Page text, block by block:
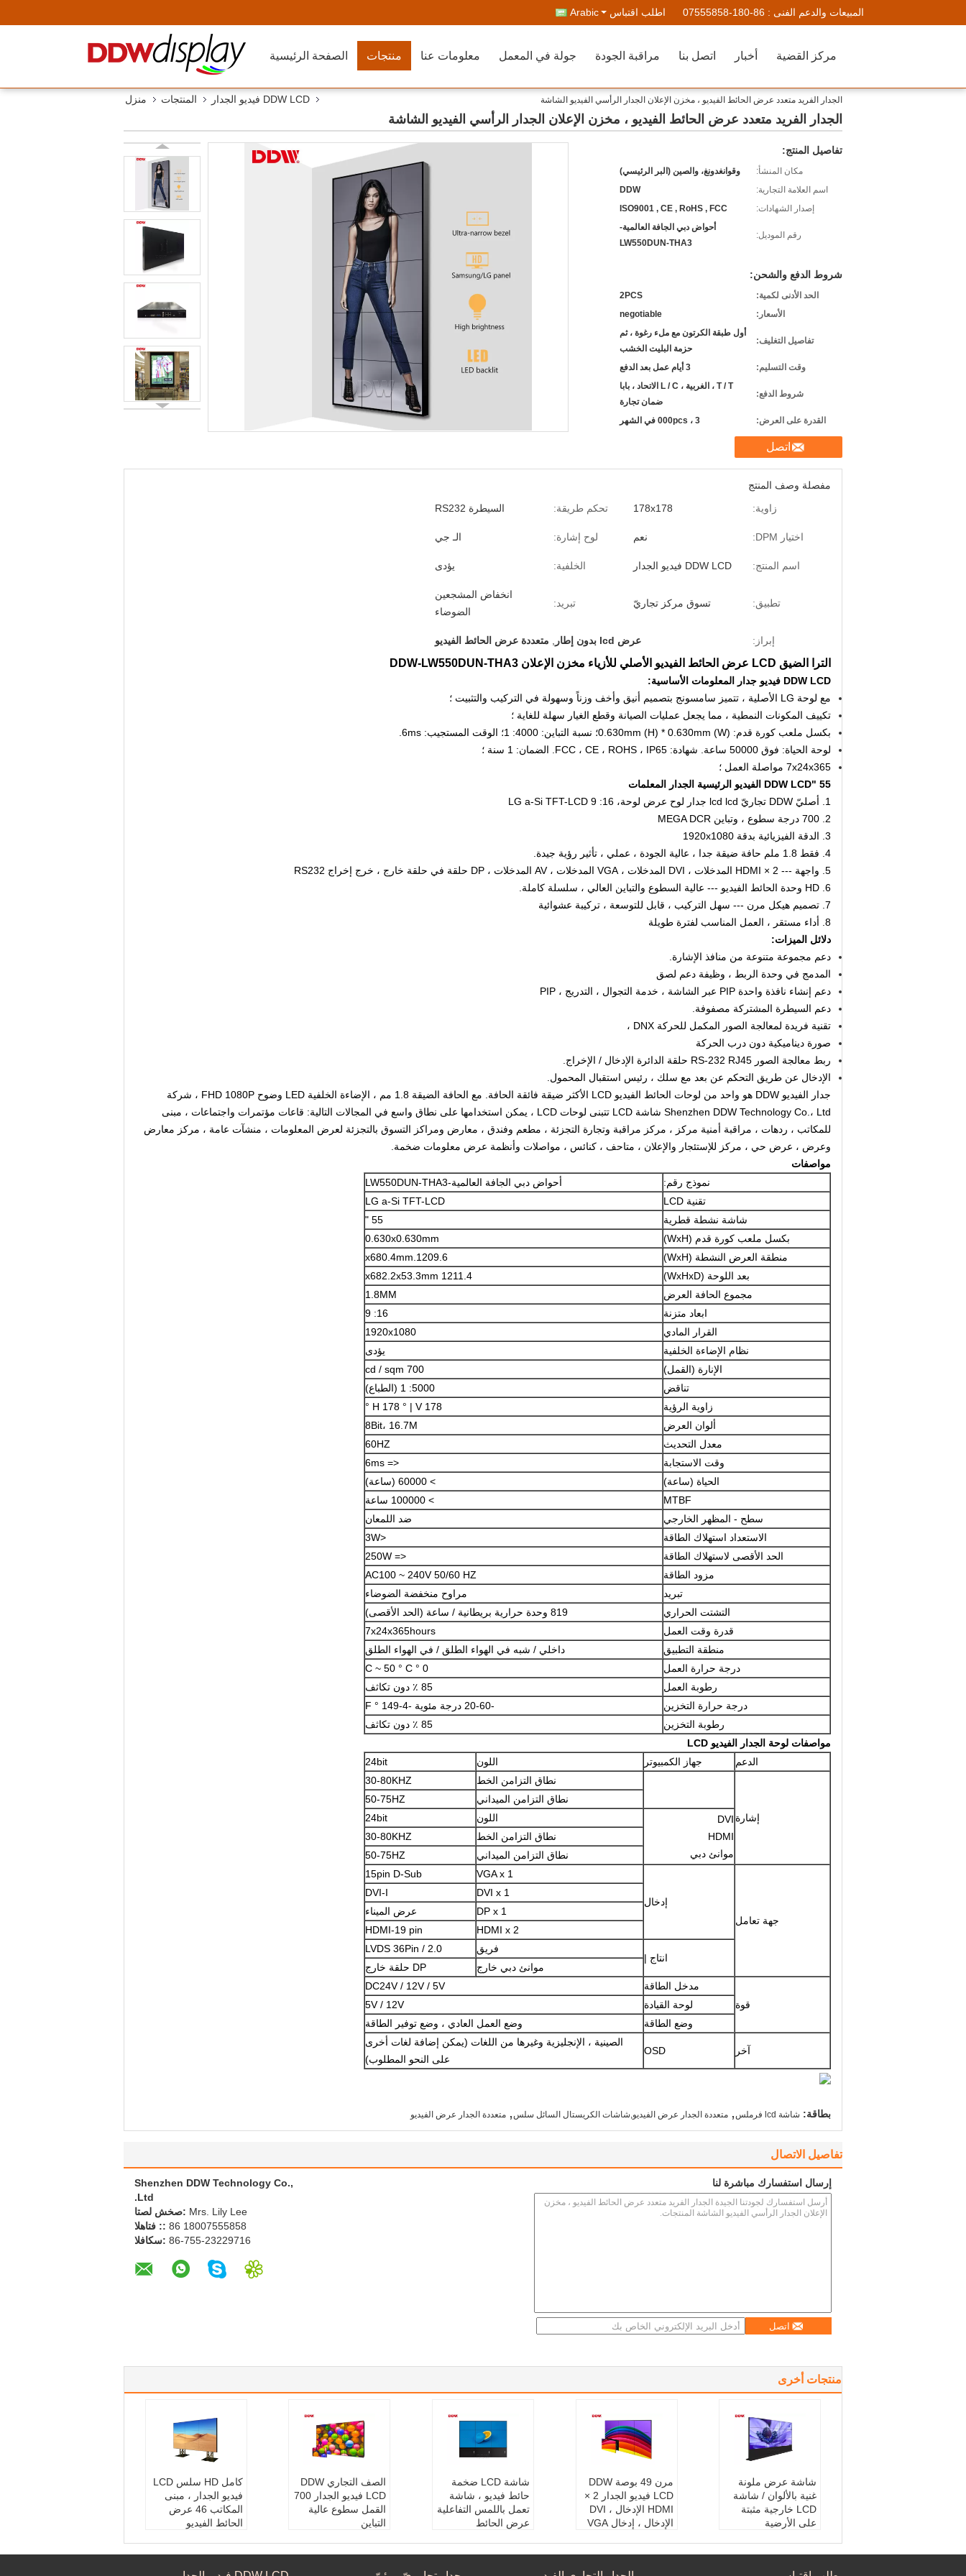
اترك رسالة
المبيعات والدعم الفنى : 86-180-07555858 اطلب اقتباس Arabic
الصفحة الرئيسية منتجات معلومات عنا جولة في المعمل مراقبة الجودة اتصل بنا أخبار مركز القضية
منزل المنتجات DDW LCD فيديو الجدار الجدار الفريد متعدد عرض الحائط الفيديو ، مخزن الإعلان الجدار الرأسي الفيديو الشاشة
الجدار الفريد متعدد عرض الحائط الفيديو ، مخزن الإعلان الجدار الرأسي الفيديو الشاشة
تفاصيل المنتج:
مكان المنشأ:
وقوانغدونغ، والصين (البر الرئيسي)
اسم العلامة التجارية:
DDW
إصدار الشهادات:
ISO9001 , CE , RoHS , FCC
رقم الموديل:
أحواض دبي الجافة العالمية-
LW550DUN-THA3
شروط الدفع والشحن:
الحد الأدنى لكمية:
2PCS
الأسعار:
negotiable
تفاصيل التغليف:
أول طبقة الكرتون مع ملء رغوة ، ثم
حزمة البليت الخشب
وقت التسليم:
3 أيام عمل بعد الدفع
شروط الدفع:
T / T ، الغربية ، L / C الاتحاد ، بابا
ضمان تجارة
القدرة على العرض:
3 ، 000pcs في الشهر
اتصل
مفصلة وصف المنتج
زاوية:
178x178 تحكم طريقة: السيطرة RS232
اختيار DPM: نعم لوح إشارة: الـ جي
اسم المنتج: DDW LCD فيديو الجدار الخلفية: يؤدى
تطبيق: تسوق مركز تجاريّ تبريد:
انخفاض المشجعين
الضوضاء
إبراز: عرض lcd بدون إطار متعددة عرض الحائط الفيديو
الترا الضيق LCD عرض الحائط الفيديو الأصلي للأزياء مخزن الإعلان DDW-LW550DUN-THA3
DDW LCD فيديو جدار المعلومات الأساسية:
مع لوحة LG الأصلية ، تتميز سامسونج بتصميم أنيق وأخف وزناً وسهولة في التركيب والتثبيت ؛
تكييف المكونات النمطية ، مما يجعل عمليات الصيانة وقطع الغيار سهلة للغاية ؛
بكسل ملعب كورة قدم: 0.630mm (H) * 0.630mm (W)؛
نسبة التباين: 4000: 1؛
الوقت المستجيب: 6ms.
لوحة الحياة: فوق 50000 ساعة.
شهادة: FCC ، CE ، ROHS ، IP65.
الضمان: 1 سنة ؛
7x24x365 مواصلة العمل ؛
55 "DDW LCD الفيديو الرئيسية الجدار المعلمات
1. أصليّ DDW تجاريّ lcd lcd جدار لوح عرض لوحة، 16: 9 LG a-Si TFT-LCD
2. 700 درجة سطوع ، وتباين MEGA DCR
3. الدقة الفيزيائية بدقة 1920x1080
4. فقط 1.8 ملم حافة ضيقة جدا ، عالية الجودة ، عملي ، تأثير رؤية جيدة.
5. واجهة ---
6. HD وحدة الحائط الفيديو --- عالية السطوع والتباين العالي ، سلسلة كاملة.
7. تصميم هيكل مرن --- سهل التركيب ، قابل للتوسعة ، تركيبة عشوائية
8. أداء مستقر ، العمل المناسب لفترة طويلة
دلائل الميزات:
دعم مجموعة متنوعة من منافذ الإشارة.
المدمج في وحدة الربط ، وظيفة دعم لصق
دعم إنشاء نافذة واحدة PIP عبر الشاشة ، خدمة التجوال ، التدريج ، PIP
دعم السيطرة المشتركة مصفوفة.
تقنية فريدة لمعالجة الصور المكمل للحركة DNX ،
صورة ديناميكية دون درب الحركة
ربط معالجة الصور RS-232 RJ45 حلقة الدائرة الإدخال / الإخراج.
الإدخال عن طريق التحكم عن بعد مع سلك ، رئيس استقبال المحمول.
جدار الفيديو DDW هو واحد من لوحات الحائط الفيديو LCD الأكثر ضيقة فائقة الحافة.
مع الحافة الضيقة 1.8 مم ، الإضاءة الخلفية LED وضوح FHD 1080P ، شركة
Shenzhen DDW Technology Co.، Ltd شاشة LCD تتبنى لوحات LCD ،
يمكن استخدامها على نطاق واسع في المجالات التالية: قاعات مؤتمرات واجتماعات ، مبنى
للمكاتب ، ردهات ، مراقبة أمنية مركز ، مركز مراقبة وتجارة التجزئة ، مطعم وفندق ، معارض ومراكز التسوق بالتجزئة لعرض المعلومات ، منشآت عامة ، مركز معارض
وعرض ، عرض حي ، مركز للإستئجار والإعلان ، متاحف ، كنائس ، مواصلات وأنظمة عرض معلومات ضخمة.
مواصفات
نموذج رقم:
أحواض دبي الجافة العالمية-LW550DUN-THA3
تقنية LCD
LG a-Si TFT-LCD
شاشة نشطة قطرية
55 "
بكسل ملعب كورة قدم (WxH)
0.630x0.630mm
منطقة العرض النشطة (WxH)
1209.6.x680.4mm
بعد اللوحة (WxHxD)
1211.4 x682.2x53.3mm
مجموع الحافة العرض
1.8MM
ابعاد متزنة
16: 9
القرار المادي
1920x1080
نظام الإضاءة الخلفية
يؤدى
الإنارة (القمل)
700 cd / sqm
تناقض
5000: 1 (الطباع)
زاوية الرؤية
H 178 ° | V 178 °
ألوان العرض
8Bit، 16.7M
معدل التحديث
60HZ
وقت الاستجابة
<= 6ms
الحياة (ساعة)
> 60000 (ساعة)
MTBF
> 100000 ساعة
سطح - المظهر الخارجي
ضد اللمعان
الاستعداد استهلاك الطاقة
<3W
الحد الأقصى لاستهلاك الطاقة
<= 250W
مزود الطاقة
AC100 ~ 240V 50/60 HZ
تبريد
مراوح منخفضة الضوضاء
التشتت الحراري
819 وحدة حرارية بريطانية / ساعة (الحد الأقصى)
قدرة وقت العمل
7x24x365hours
منطقة التطبيق
داخلي / شبه في الهواء الطلق / في الهواء الطلق
درجة حرارة العمل
0 ° C ~ 50 ° C
رطوبة العمل
85 ٪ دون تكاثف
درجة حرارة التخزين
-20-60 درجة مئوية
-4-149 ° F
رطوبة التخزين
85 ٪ دون تكاثف
مواصفات لوحة الجدار الفيديو LCD
الدعم
جهاز الكمبيوتر اللون 24bit
إشارة
نطاق التزامن الخط
30-80KHZ
نطاق التزامن الميداني
50-75HZ
DVI
HDMI
موانئ دبي
اللون
24bit
نطاق التزامن الخط
30-80KHZ
نطاق التزامن الميداني
50-75HZ
جهة تعامل
إدخال
VGA x 1
15pin D-Sub
DVI x 1
DVI-I
DP x 1
عرض الميناء
HDMI x 2
HDMI-19 pin
انتاج |
فريق
LVDS 36Pin / 2.0
موانئ دبي خارج
DP حلقة خارج
قوة
مدخل الطاقة
DC24V / 12V / 5V
لوحة القيادة
5V / 12V
وضع الطاقة
وضع العمل العادي ، وضع توفير الطاقة
آخر OSD
الصينية ، الإنجليزية وغيرها من اللغات (يمكن إضافة لغات أخرى
على النحو المطلوب)
بطاقة: شاشة lcd فرملس , متعددة الجدار عرض الفيديو,شاشات الكريستال السائل سلس, متعددة الجدار عرض الفيديو
تفاصيل الاتصال
Shenzhen DDW Technology Co.,
Ltd.
اتصل شخص: Mrs. Lily Lee
الهاتف :: 86 18007555858
الفاكس: 86-755-23229716
إرسال استفسارك مباشرة لنا
اتصل
منتجات أخرى
كامل HD سلس LCD
فيديو الجدار ، مبنى
المكاتب 46 عرض
الحائط الفيديو
الصف التجاري DDW
LCD فيديو الجدار 700
القمل سطوع عالية
التباين
شاشة LCD ضخمة
حائط فيديو ، شاشة
تعمل باللمس التفاعلية
عرض الحائط
مرن 49 بوصة DDW
LCD فيديو الجدار 2 ×
HDMI الإدخال ، DVI
الإدخال ، إدخال VGA
شاشة عرض ملونة
غنية بالألوان / شاشة
LCD خارجية مثبتة
على الأرضية